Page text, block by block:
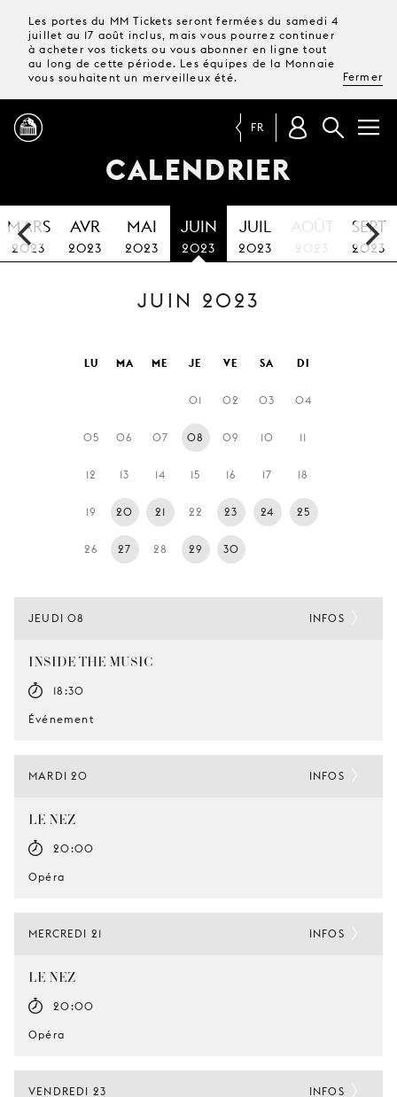
Les portes du MM Tickets seront fermées du samedi 4
juillet au 17 août inclus, mais vous pourrez continuer
à acheter vos tickets ou vous abonner en ligne tout
au long de cette période. Les équipes de la Monnaie
vous souhaitent un merveilleux été.
Fermer
PROGRAMME
MAGAZINE
TICKETS &
ABONNEMENTS
VISITE
PUBLIC
LA
MONNAIE
NOUS
SOUTENIR
FR
CALENDRIER
MARS
2023
AVR
2023
MAI
2023
JUIN
2023
JUIL
2023
AOÛT
2023
SEPT
2023
JUIN 2023
LU MA ME JE VE SA DI
01 02 03 04
05 06 07 08 09 10 11
12 13 14 15 16 17 18
19 20 21 22 23 24 25
26 27 28 29 30
JEUDI 08
INSIDE THE MUSIC
18:30
Événement
INFOS
MARDI 20
LE NEZ
20:00
Opéra
INFOS
MERCREDI 21
LE NEZ
20:00
Opéra
INFOS
VENDREDI 23 INFOS